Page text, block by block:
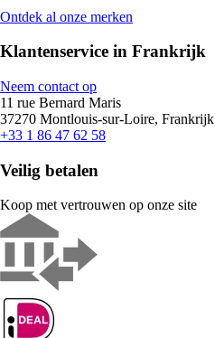
Ontdek al onze merken
Klantenservice in Frankrijk
Neem contact op
11 rue Bernard Maris
37270 Montlouis-sur-Loire, Frankrijk
+33 1 86 47 62 58
Veilig betalen
Koop met vertrouwen op onze site